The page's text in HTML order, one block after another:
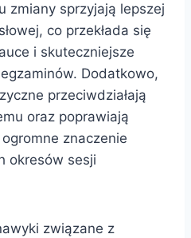
zmiany sprzyjają lepszej
co przekłada się
i skuteczniejsze
Dodatkowo,
przeciwdziałają
oraz poprawiają
znaczenie
okresów sesji
związane z